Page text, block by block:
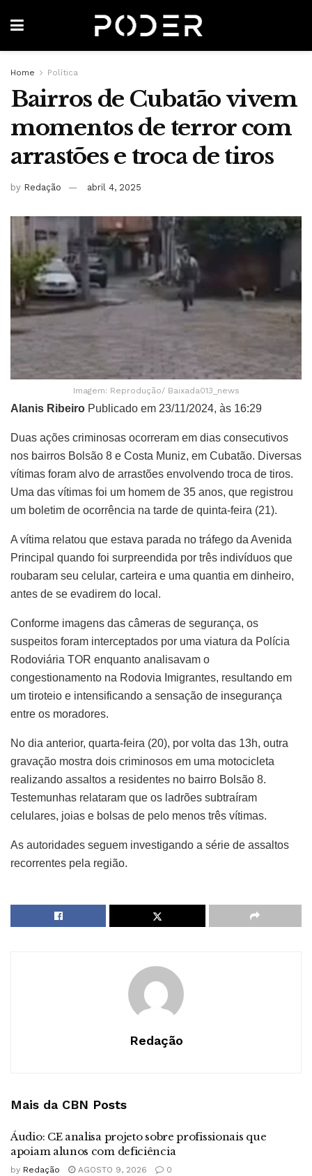
Home Política
Bairros de Cubatão vivem
momentos de terror com
arrastões e troca de tiros
by Redação abril 4, 2025
Imagem: Reprodução/ Baixada013_news
Alanis Ribeiro Publicado em 23/11/2024, às 16:29
Duas ações criminosas ocorreram em dias consecutivos
nos bairros Bolsão 8 e Costa Muniz, em Cubatão. Diversas
vítimas foram alvo de arrastões envolvendo troca de tiros.
Uma das vítimas foi um homem de 35 anos, que registrou
um boletim de ocorrência na tarde de quinta-feira (21).
A vítima relatou que estava parada no tráfego da Avenida
Principal quando foi surpreendida por três indivíduos que
roubaram seu celular, carteira e uma quantia em dinheiro,
antes de se evadirem do local.
Conforme imagens das câmeras de segurança, os
suspeitos foram interceptados por uma viatura da Polícia
Rodoviária TOR enquanto analisavam o
congestionamento na Rodovia Imigrantes, resultando em
um tiroteio e intensificando a sensação de insegurança
entre os moradores.
No dia anterior, quarta-feira (20), por volta das 13h, outra
gravação mostra dois criminosos em uma motocicleta
realizando assaltos a residentes no bairro Bolsão 8.
Testemunhas relataram que os ladrões subtraíram
celulares, joias e bolsas de pelo menos três vítimas.
As autoridades seguem investigando a série de assaltos
recorrentes pela região.
Redação
Mais da CBN Posts
Áudio: CE analisa projeto sobre profissionais que
apoiam alunos com deficiência
by Redação AGOSTO 9, 2026 0